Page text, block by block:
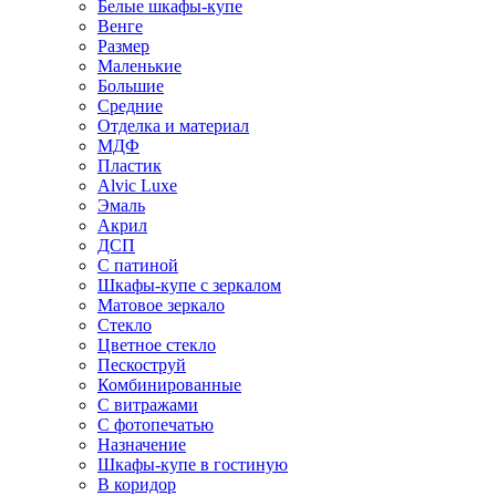
Белые шкафы-купе
Венге
Размер
Маленькие
Большие
Средние
Отделка и материал
МДФ
Пластик
Alvic Luxe
Эмаль
Акрил
ДСП
С патиной
Шкафы-купе с зеркалом
Матовое зеркало
Стекло
Цветное стекло
Пескоструй
Комбинированные
С витражами
С фотопечатью
Назначение
Шкафы-купе в гостиную
В коридор